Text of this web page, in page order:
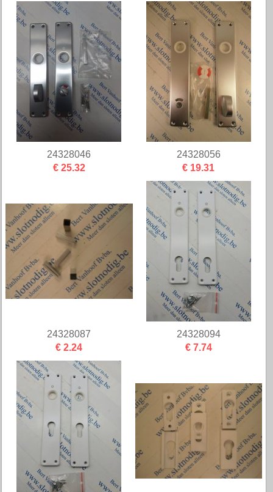
24328046
€ 25.32
24328056
€ 19.31
24328087
€ 2.24
24328094
€ 7.74